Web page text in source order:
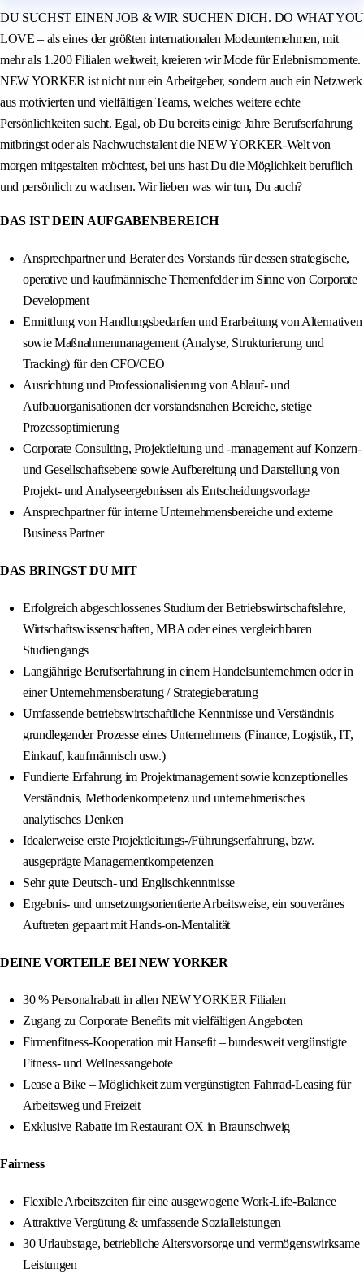
DU SUCHST EINEN JOB & WIR SUCHEN DICH. DO WHAT YOU
LOVE – als eines der größten internationalen Modeunternehmen, mit
mehr als 1.200 Filialen weltweit, kreieren wir Mode für Erlebnismomente.
NEW YORKER ist nicht nur ein Arbeitgeber, sondern auch ein Netzwerk
aus motivierten und vielfältigen Teams, welches weitere echte
Persönlichkeiten sucht. Egal, ob Du bereits einige Jahre Berufserfahrung
mitbringst oder als Nachwuchstalent die NEW YORKER-Welt von
morgen mitgestalten möchtest, bei uns hast Du die Möglichkeit beruflich
und persönlich zu wachsen. Wir lieben was wir tun, Du auch?
DAS IST DEIN AUFGABENBEREICH
Ansprechpartner und Berater des Vorstands für dessen strategische,
operative und kaufmännische Themenfelder im Sinne von Corporate
Development
Ermittlung von Handlungsbedarfen und Erarbeitung von Alternativen
sowie Maßnahmenmanagement (Analyse, Strukturierung und
Tracking) für den CFO/CEO
Ausrichtung und Professionalisierung von Ablauf- und
Aufbauorganisationen der vorstandsnahen Bereiche, stetige
Prozessoptimierung
Corporate Consulting, Projektleitung und -management auf Konzern-
und Gesellschaftsebene sowie Aufbereitung und Darstellung von
Projekt- und Analyseergebnissen als Entscheidungsvorlage
Ansprechpartner für interne Unternehmensbereiche und externe
Business Partner
DAS BRINGST DU MIT
Erfolgreich abgeschlossenes Studium der Betriebswirtschaftslehre,
Wirtschaftswissenschaften, MBA oder eines vergleichbaren
Studiengangs
Langjährige Berufserfahrung in einem Handelsunternehmen oder in
einer Unternehmensberatung / Strategieberatung
Umfassende betriebswirtschaftliche Kenntnisse und Verständnis
grundlegender Prozesse eines Unternehmens (Finance, Logistik, IT,
Einkauf, kaufmännisch usw.)
Fundierte Erfahrung im Projektmanagement sowie konzeptionelles
Verständnis, Methodenkompetenz und unternehmerisches
analytisches Denken
Idealerweise erste Projektleitungs-/Führungserfahrung, bzw.
ausgeprägte Managementkompetenzen
Sehr gute Deutsch- und Englischkenntnisse
Ergebnis- und umsetzungsorientierte Arbeitsweise, ein souveränes
Auftreten gepaart mit Hands-on-Mentalität
DEINE VORTEILE BEI NEW YORKER
30 % Personalrabatt in allen NEW YORKER Filialen
Zugang zu Corporate Benefits mit vielfältigen Angeboten
Firmenfitness-Kooperation mit Hansefit – bundesweit vergünstigte
Fitness- und Wellnessangebote
Lease a Bike – Möglichkeit zum vergünstigten Fahrrad-Leasing für
Arbeitsweg und Freizeit
Exklusive Rabatte im Restaurant OX in Braunschweig
Fairness
Flexible Arbeitszeiten für eine ausgewogene Work-Life-Balance
Attraktive Vergütung & umfassende Sozialleistungen
30 Urlaubstage, betriebliche Altersvorsorge und vermögenswirksame
Leistungen